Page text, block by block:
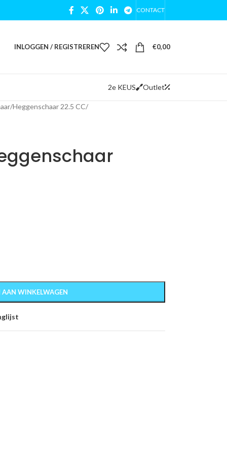
CONTACT
INLOGGEN / REGISTREREN €0,00
2e KEUS Outlet
/Heggenschaar 22.5 CC/
AAN WINKELWAGEN